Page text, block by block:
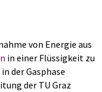
von Energie aus
in einer Flüssigkeit zu
der Gasphase
der TU Graz